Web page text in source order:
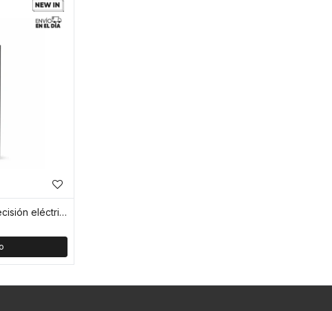
Set de destornillador de precisión eléctrico - Gris